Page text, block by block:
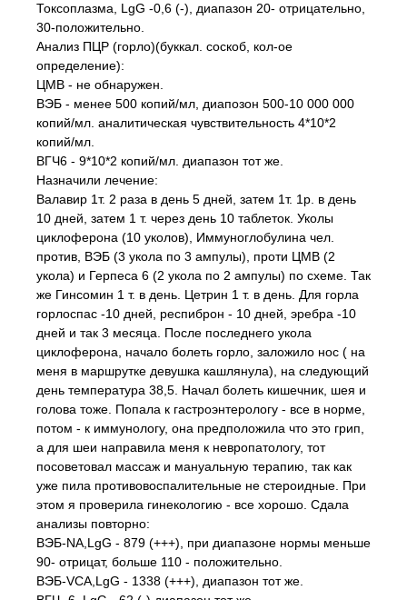
Токсоплазма, LgG -0,6 (-), диапазон 20- отрицательно,
30-положительно.
Анализ ПЦР (горло)(буккал. соскоб, кол-ое
определение):
ЦМВ - не обнаружен.
ВЭБ - менее 500 копий/мл, диапозон 500-10 000 000
копий/мл. аналитическая чувствительность 4*10*2
копий/мл.
ВГЧ6 - 9*10*2 копий/мл. диапазон тот же.
Назначили лечение:
Валавир 1т. 2 раза в день 5 дней, затем 1т. 1р. в день
10 дней, затем 1 т. через день 10 таблеток. Уколы
циклоферона (10 уколов), Иммуноглобулина чел.
против, ВЭБ (3 укола по 3 ампулы), проти ЦМВ (2
укола) и Герпеса 6 (2 укола по 2 ампулы) по схеме. Так
же Гинсомин 1 т. в день. Цетрин 1 т. в день. Для горла
горлоспас -10 дней, респиброн - 10 дней, эребра -10
дней и так 3 месяца. После последнего укола
циклоферона, начало болеть горло, заложило нос ( на
меня в маршрутке девушка кашлянула), на следующий
день температура 38,5. Начал болеть кишечник, шея и
голова тоже. Попала к гастроэнтерологу - все в норме,
потом - к иммунологу, она предположила что это грип,
а для шеи направила меня к невропатологу, тот
посоветовал массаж и мануальную терапию, так как
уже пила противовоспалительные не стероидные. При
этом я проверила гинекологию - все хорошо. Сдала
анализы повторно:
ВЭБ-NA,LgG - 879 (+++), при диапазоне нормы меньше
90- отрицат, больше 110 - положительно.
ВЭБ-VCA,LgG - 1338 (+++), диапазон тот же.